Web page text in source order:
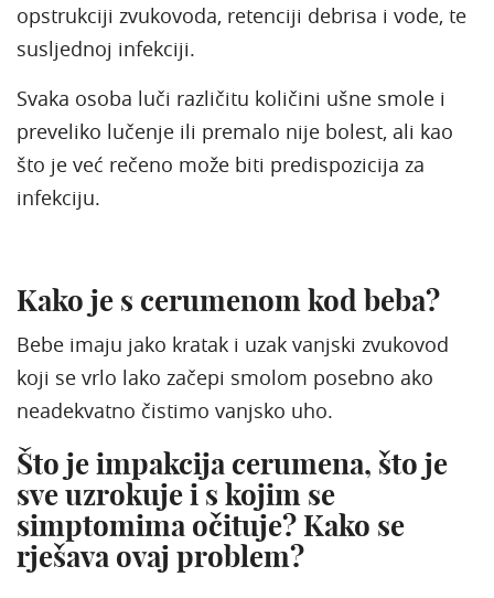
opstrukciji zvukovoda, retenciji debrisa i vode, te
susljednoj infekciji.
Svaka osoba luči različitu količini ušne smole i
preveliko lučenje ili premalo nije bolest, ali kao
što je već rečeno može biti predispozicija za
infekciju.
Kako je s cerumenom kod beba?
Bebe imaju jako kratak i uzak vanjski zvukovod
koji se vrlo lako začepi smolom posebno ako
neadekvatno čistimo vanjsko uho.
Što je impakcija cerumena, što je
sve uzrokuje i s kojim se
simptomima očituje? Kako se
rješava ovaj problem?